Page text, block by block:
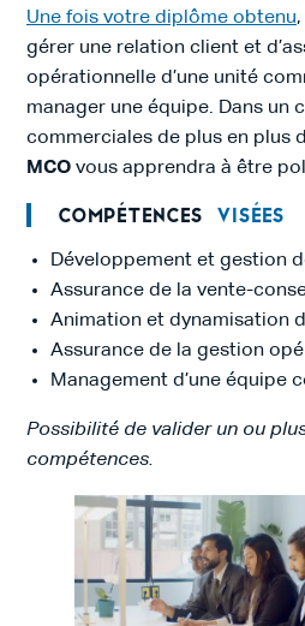
Une fois votre diplôme obtenu,
gérer une relation client et
opérationnelle d’une unité
manager une équipe. Dans un
commerciales de plus en plus
MCO vous apprendra à être
Compétences visées
Développement et gestion
Assurance de la vente-
Animation et dynamisation
Assurance de la gestion
Management d’une équipe
Possibilité de valider un ou
compétences.